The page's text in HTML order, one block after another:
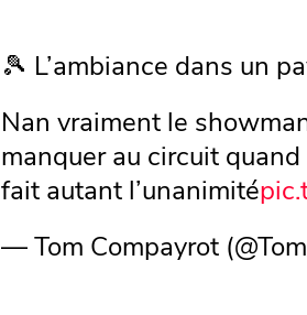
🎾 L’ambiance dans un
Nan vraiment le
manquer au circuit
fait autant l’unanimité
— Tom Compayrot